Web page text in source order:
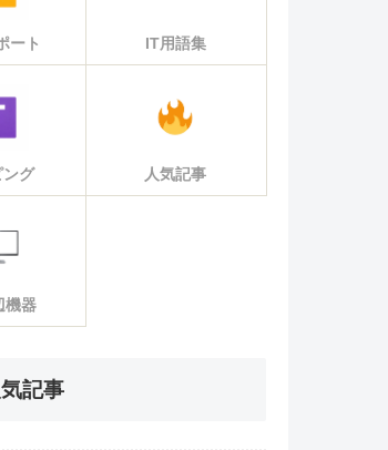
ート IT用語集
ング 人気記事
機器
記事